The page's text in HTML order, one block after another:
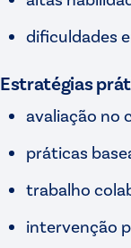
dificuldades
Estratégias
avaliação no
práticas
trabalho
intervenção